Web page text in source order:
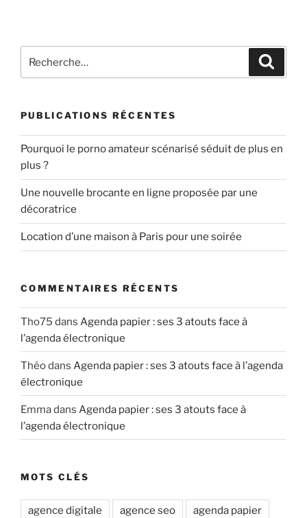
pour
PUBLICATIONS RÉCENTES
Pourquoi le porno amateur scénarisé séduit de plus en
plus ?
Une nouvelle brocante en ligne proposée par une
décoratrice
Location d’une maison à Paris pour une soirée
COMMENTAIRES RÉCENTS
Tho75 dans Agenda papier : ses 3 atouts face à
l’agenda électronique
Théodans Agenda papier : ses 3 atouts face à l’agenda
électronique
Emmadans Agenda papier : ses 3 atouts face à
l’agenda électronique
MOTS CLÉS
agence digitale agence seo agenda papier